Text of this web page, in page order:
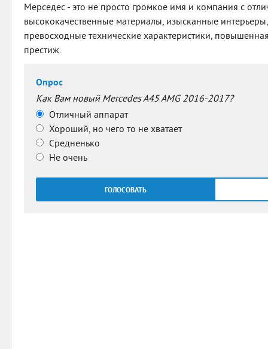
Мерседес - это не просто громкое имя и компания с
высококачественные материалы, изысканные
превосходные технические характеристики,
престиж.
Опрос
Как Вам новый Mercedes A45 AMG 2016-2017?
Отличный аппарат
Хороший, но чего то не хватает
Средненько
Не очень
ГОЛОСОВАТЬ